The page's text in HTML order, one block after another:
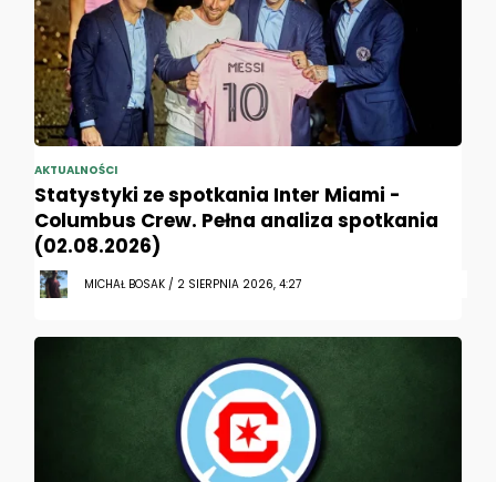
AKTUALNOŚCI
Statystyki ze spotkania Inter Miami -
Columbus Crew. Pełna analiza spotkania
(02.08.2026)
MICHAŁ BOSAK / 2 SIERPNIA 2026, 4:27